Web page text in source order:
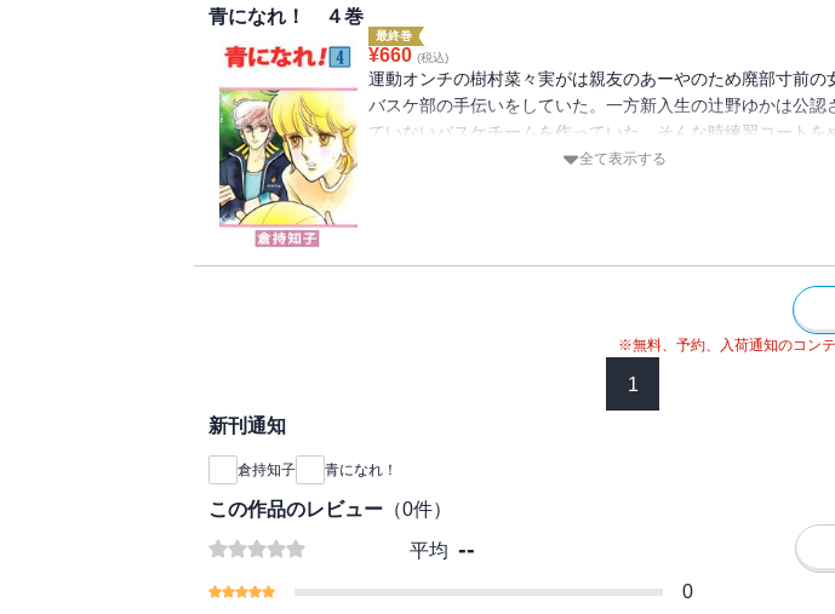
青になれ！ ４巻
最終巻
¥660 (税込)
運動オンチの樹村菜々実がは親友のあーやのため廃部寸前の
バスケ部の手伝いをしていた。一方新入生の辻野ゆかは公認
ていないバスケチームを作っていた。そんな時練習コートを
っていさかいが起こるのだが・・・
全て表示する
※無料、予約、入荷通知のコン
1
新刊通知
倉持知子 青になれ！
この作品のレビュー （0件）
平均 --
0